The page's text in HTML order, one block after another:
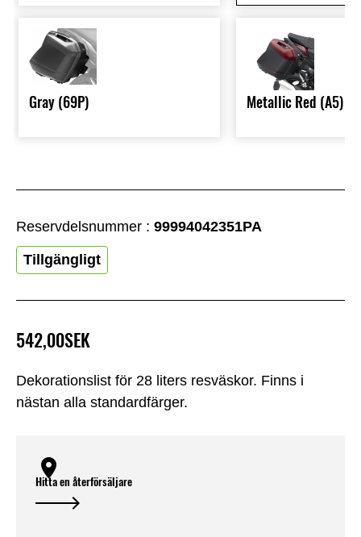
Dekorationslist för 28 liters resväskor. Finns i
nästan alla standardfärger.
542,00SEK
Reservdelsnummer : 99994042351PA
Tillgängligt
Gray (69P) Metallic Red (A5)
Hitta en återförsäljare